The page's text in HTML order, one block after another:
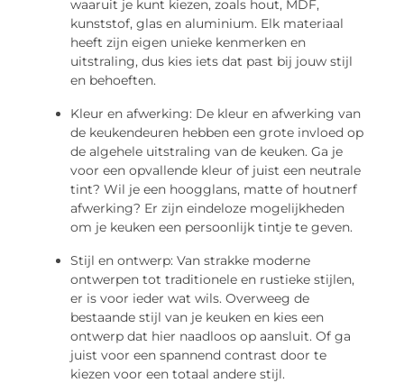
waaruit je kunt kiezen, zoals hout, MDF,
kunststof, glas en aluminium. Elk materiaal
heeft zijn eigen unieke kenmerken en
uitstraling, dus kies iets dat past bij jouw stijl
en behoeften.
Kleur en afwerking: De kleur en afwerking van
de keukendeuren hebben een grote invloed op
de algehele uitstraling van de keuken. Ga je
voor een opvallende kleur of juist een neutrale
tint? Wil je een hoogglans, matte of houtnerf
afwerking? Er zijn eindeloze mogelijkheden
om je keuken een persoonlijk tintje te geven.
Stijl en ontwerp: Van strakke moderne
ontwerpen tot traditionele en rustieke stijlen,
er is voor ieder wat wils. Overweeg de
bestaande stijl van je keuken en kies een
ontwerp dat hier naadloos op aansluit. Of ga
juist voor een spannend contrast door te
kiezen voor een totaal andere stijl.